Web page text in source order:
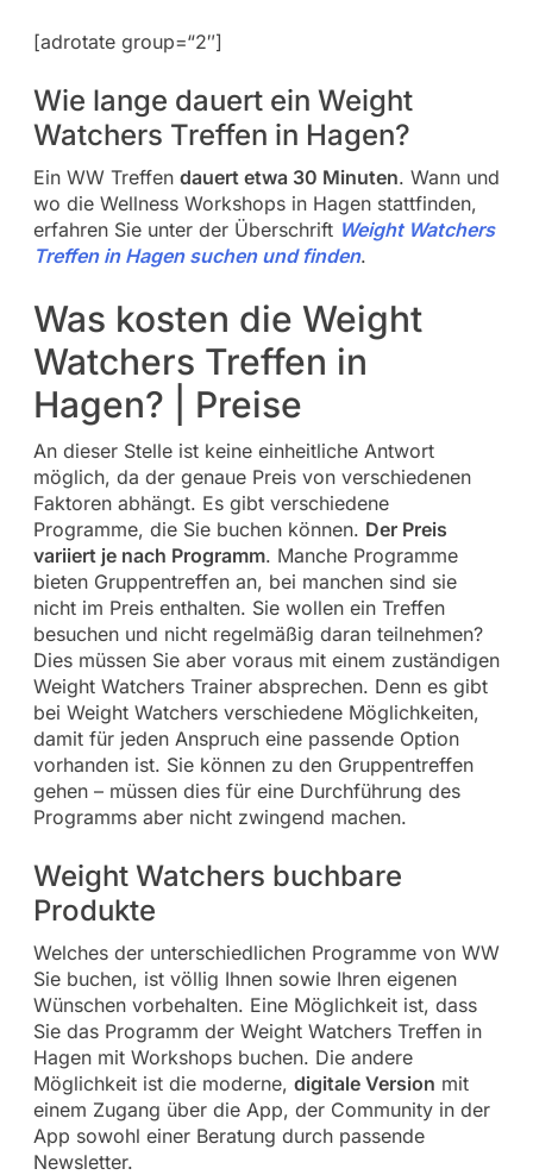
[adrotate group=“2″]
Wie lange dauert ein Weight
Watchers Treffen in Hagen?
Ein WW Treffen dauert etwa 30 Minuten. Wann und
wo die Wellness Workshops in Hagen stattfinden,
erfahren Sie unter der Überschrift Weight Watchers
Treffen in Hagen suchen und finden.
Was kosten die Weight
Watchers Treffen in
Hagen? | Preise
An dieser Stelle ist keine einheitliche Antwort
möglich, da der genaue Preis von verschiedenen
Faktoren abhängt. Es gibt verschiedene
Programme, die Sie buchen können. Der Preis
variiert je nach Programm. Manche Programme
bieten Gruppentreffen an, bei manchen sind sie
nicht im Preis enthalten. Sie wollen ein Treffen
besuchen und nicht regelmäßig daran teilnehmen?
Dies müssen Sie aber voraus mit einem zuständigen
Weight Watchers Trainer absprechen. Denn es gibt
bei Weight Watchers verschiedene Möglichkeiten,
damit für jeden Anspruch eine passende Option
vorhanden ist. Sie können zu den Gruppentreffen
gehen – müssen dies für eine Durchführung des
Programms aber nicht zwingend machen.
Weight Watchers buchbare
Produkte
Welches der unterschiedlichen Programme von WW
Sie buchen, ist völlig Ihnen sowie Ihren eigenen
Wünschen vorbehalten. Eine Möglichkeit ist, dass
Sie das Programm der Weight Watchers Treffen in
Hagen mit Workshops buchen. Die andere
Möglichkeit ist die moderne, digitale Version mit
einem Zugang über die App, der Community in der
App sowohl einer Beratung durch passende
Newsletter.